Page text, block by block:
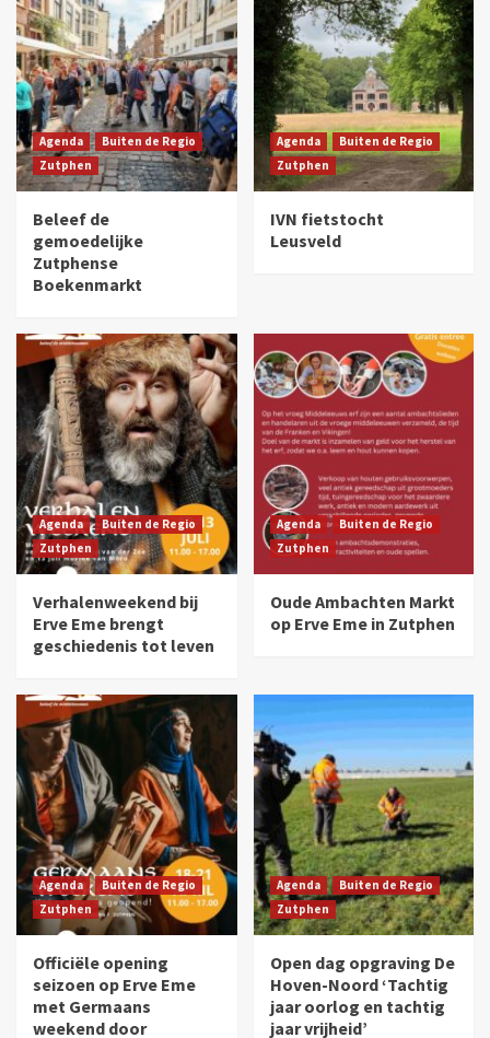
Agenda
Buiten de Regio
Zutphen
Beleef de
gemoedelijke
Zutphense
Boekenmarkt
Agenda
Buiten de Regio
Zutphen
IVN fietstocht
Leusveld
Agenda
Buiten de Regio
Zutphen
Verhalenweekend bij
Erve Eme brengt
geschiedenis tot leven
Agenda
Buiten de Regio
Zutphen
Oude Ambachten Markt
op Erve Eme in Zutphen
Agenda
Buiten de Regio
Zutphen
Officiële opening
seizoen op Erve Eme
met Germaans
weekend door
Agenda
Buiten de Regio
Zutphen
Open dag opgraving De
Hoven-Noord ‘Tachtig
jaar oorlog en tachtig
jaar vrijheid’